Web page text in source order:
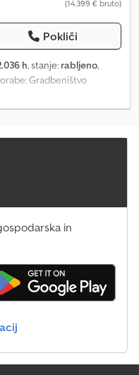
(14.399 € bruto)
Pokliči
h, stanje: rabljeno,
Gradbeništvo
prostora: 209 x 129
Apoza R S Nehea Za
in